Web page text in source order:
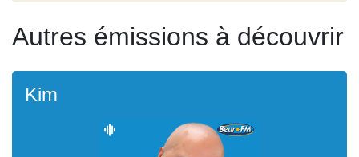
Autres émissions à découvrir
Kim